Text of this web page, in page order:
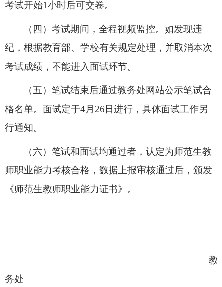
考试开始1小时后可交卷。
（ 四 ）考试期间，全程视频监控。如发现违
纪，根据教育部、学校有关规定处理，并取消本次
考试成绩，不能进入面试环节。
（五） 笔试结束后通过教务处网站公示笔试合
格名单。 面试定于4月 26 日进行，具体面试工作另
行通知。
（六）笔试和面试均通过者，认定为师范生教
师职业能力考核合格，数据上报审核通过后，颁发
《师范生教师职业能力证书》。
教
务处